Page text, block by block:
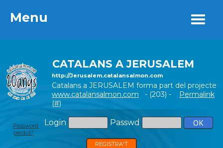
Menu
CATALANS A JERUSALEM
http://Jerusalem.catalansalmon.com
Catalans a JERUSALEM forma part del projecte
www.catalansalmon.com - (203) - Permalink
(#)
Login Passwd
Password
perdut?
REGISTRA'T
Menu